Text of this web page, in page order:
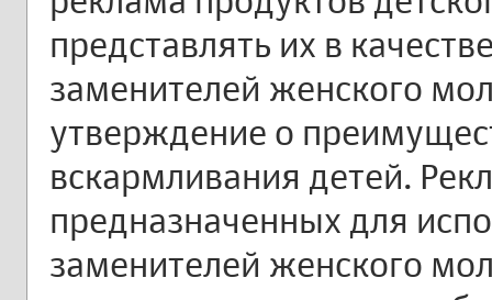
представлять их в
заменителей женского
утверждение о
вскармливания детей.
предназначенных для
заменителей женского